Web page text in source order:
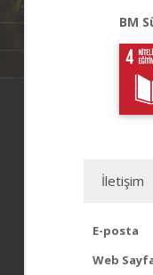
BM
İletişim
E-posta
Web